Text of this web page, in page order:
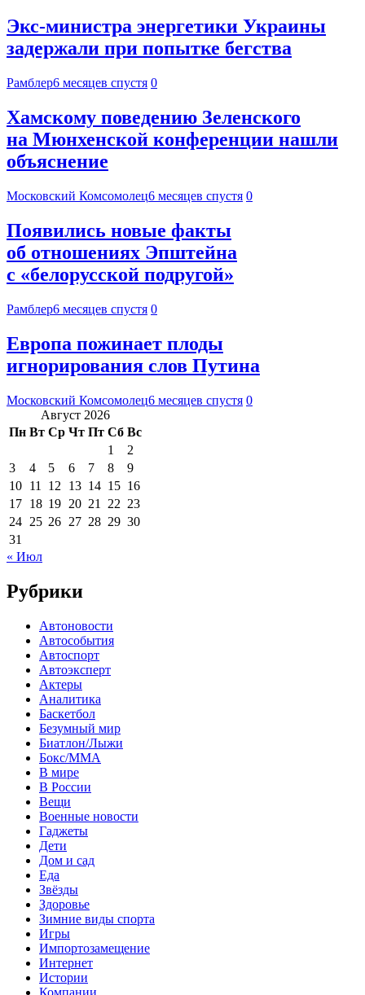
Экс-министра энергетики Украины
задержали при попытке бегства
Рамблер6 месяцев спустя 0
Хамскому поведению Зеленского
на Мюнхенской конференции нашли
объяснение
Московский Комсомолец6 месяцев спустя 0
Появились новые факты
об отношениях Эпштейна
с «белорусской подругой»
Рамблер6 месяцев спустя 0
Европа пожинает плоды
игнорирования слов Путина
Московский Комсомолец6 месяцев спустя 0
Август 2026
Пн Вт Ср Чт Пт Сб Вс
1
2
3
4 5 6 7 8
9
10 11 12 13 14 15 16
17 18 19 20 21 22 23
24 25 26 27 28 29 30
31
« Июл
Рубрики
Автоновости
Автособытия
Автоспорт
Автоэксперт
Актеры
Аналитика
Баскетбол
Безумный мир
Биатлон/Лыжи
Бокс/MMA
В мире
В России
Вещи
Военные новости
Гаджеты
Дети
Дом и сад
Еда
Звёзды
Здоровье
Зимние виды спорта
Игры
Импортозамещение
Интернет
Истории
Компании